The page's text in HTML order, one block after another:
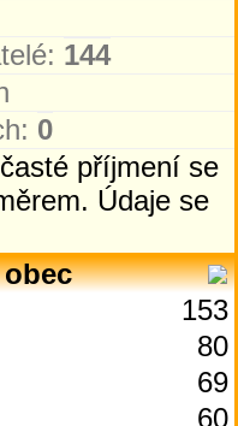
144
0
příjmení se
Údaje se
153
80
69
60